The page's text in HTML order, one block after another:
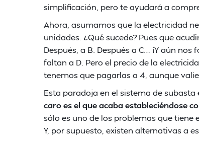
simplificación, pero te ayudará a
Ahora, asumamos que la electricidad
unidades. ¿Qué sucede? Pues que
Después, a B. Después a C… ¡Y aún
faltan a D. Pero el precio de la
tenemos que pagarlas a 4, aunque
Esta paradoja en el sistema de subasta
caro es el que acaba estableciéndose
sólo es uno de los problemas que tiene
Y, por supuesto, existen alternativas a